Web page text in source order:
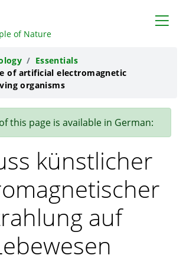
of Nature
Essentials
of artificial electromagnetic
organisms
this page is available in German:
künstlicher
auf